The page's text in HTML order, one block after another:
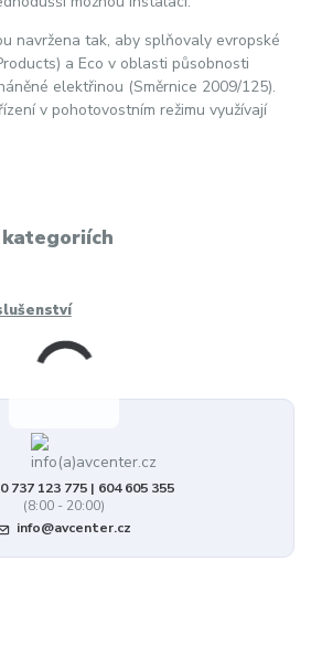
navržena tak, aby splňovaly evropské
a Eco v oblasti působnosti
elektřinou (Směrnice 2009/125).
v pohotovostním režimu využívají
kategoriích
737 123 775 | 604 605 355
(8:00 - 20:00)
info@avcenter.cz